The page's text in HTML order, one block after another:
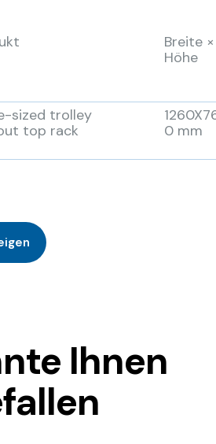
Breite
Höhe
sized trolley
top rack
0 mm
Ihnen